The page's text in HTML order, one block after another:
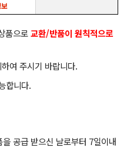
품으로교환/반품이 원칙적으로
여 주시기 바랍니다.
합니다.
공급 받으신 날로부터 7일이내